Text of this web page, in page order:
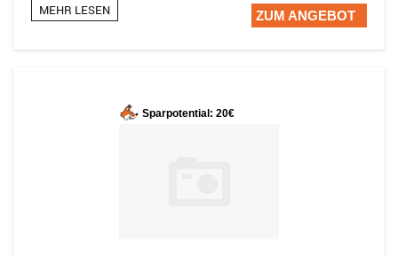
MEHR LESEN ZUM ANGEBOT
Sparpotential: 20€